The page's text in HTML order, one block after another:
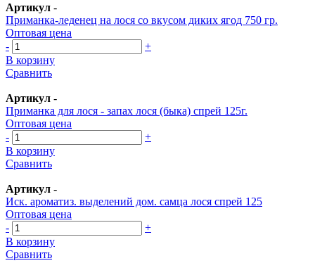
Артикул -
Приманка-леденец на лося со вкусом диких ягод 750 гр.
Оптовая цена
-
+
В корзину
Сравнить
Артикул -
Приманка для лося - запах лося (быка) спрей 125г.
Оптовая цена
-
+
В корзину
Сравнить
Артикул -
Иск. ароматиз. выделений дом. самца лося спрей 125
Оптовая цена
-
+
В корзину
Сравнить